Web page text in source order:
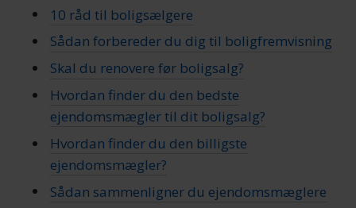
10 råd til boligsælgere
Sådan forbereder du dig til boligfremvisning
Skal du renovere før boligsalg?
Hvordan finder du den bedste
ejendomsmægler til dit boligsalg?
Hvordan finder du den billigste
ejendomsmægler?
Sådan sammenligner du ejendomsmæglere